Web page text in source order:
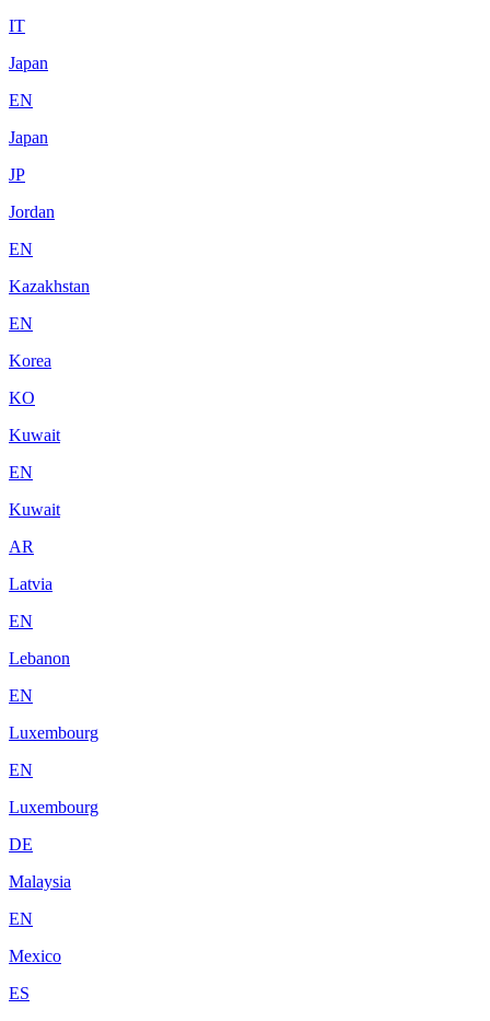
IT
Japan
EN
Japan
JP
Jordan
EN
Kazakhstan
EN
Korea
KO
Kuwait
EN
Kuwait
AR
Latvia
EN
Lebanon
EN
Luxembourg
EN
Luxembourg
DE
Malaysia
EN
Mexico
ES